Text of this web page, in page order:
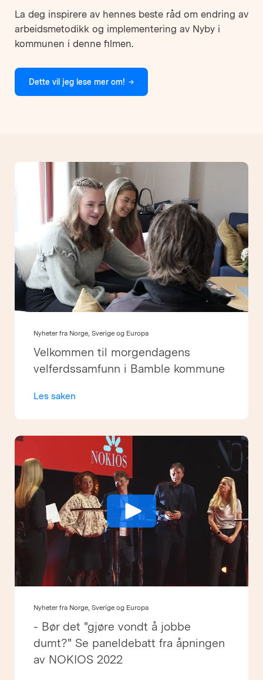
La deg inspirere av hennes beste råd om endring av
arbeidsmetodikk og implementering av Nyby i
kommunen i denne filmen.
Dette vil jeg lese mer om! →
Nyheter fra Norge, Sverige og Europa
Velkommen til morgendagens
velferdssamfunn i Bamble kommune
Les saken
Nyheter fra Norge, Sverige og Europa
- Bør det "gjøre vondt å jobbe
dumt?" Se paneldebatt fra åpningen
av NOKIOS 2022